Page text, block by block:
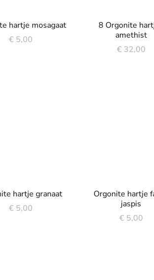
hartje mosagaat
€ 5,00
8 Orgonite
amethist
€ 32,00
hartje granaat
€ 5,00
Orgonite hartje
jaspis
€ 5,00